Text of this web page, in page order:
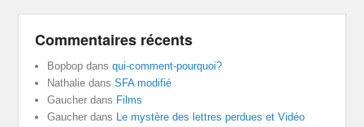
Commentaires récents
Bopbop dansqui-comment-pourquoi?
Nathalie dansSFA modifié
Gaucher dans Films
Gaucher dans Le mystère des lettres perdues et Vidéo